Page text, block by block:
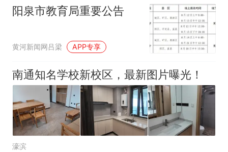
核查
官方通报
那个在床头放菜刀的女孩，
因老师一句“跟我回家”改写了
人生
阳泉市教育局重要公告
黄河新闻网吕梁 APP专享
南通知名学校新校区，最新图片曝光！
濠滨